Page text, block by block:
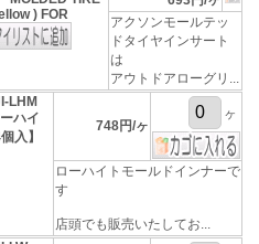
) FOR
アクソンモールテッ
ドタイヤインサート
は
アウトドアローグリ...
LHM
ハイ
入】
748円/ヶ
ヶ
ローハイトモールドインナーで
す
店頭でも販売いたしてお...